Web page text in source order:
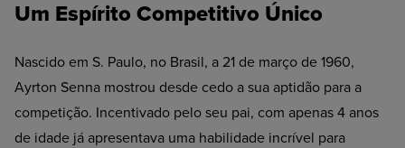
Um Espírito Competitivo Único
Nascido em S. Paulo, no Brasil, a 21 de março de 1960,
Ayrton Senna mostrou desde cedo a sua aptidão para a
competição. Incentivado pelo seu pai, com apenas 4 anos
de idade já apresentava uma habilidade incrível para